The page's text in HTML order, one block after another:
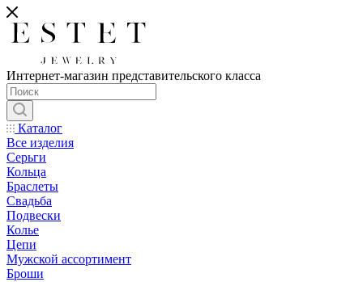
Интернет-магазин представительского класса
Каталог
Все изделия
Серьги
Кольца
Браслеты
Свадьба
Подвески
Колье
Цепи
Мужской ассортимент
Броши